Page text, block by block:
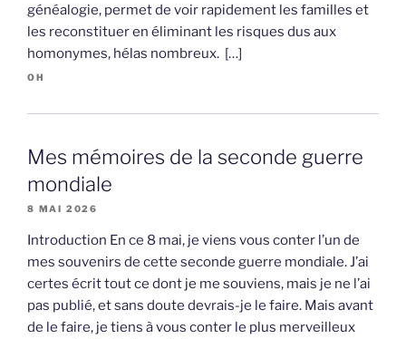
généalogie, permet de voir rapidement les familles et
les reconstituer en éliminant les risques dus aux
homonymes, hélas nombreux. […]
OH
Mes mémoires de la seconde guerre
mondiale
8 MAI 2026
Introduction En ce 8 mai, je viens vous conter l’un de
mes souvenirs de cette seconde guerre mondiale. J’ai
certes écrit tout ce dont je me souviens, mais je ne l’ai
pas publié, et sans doute devrais-je le faire. Mais avant
de le faire, je tiens à vous conter le plus merveilleux